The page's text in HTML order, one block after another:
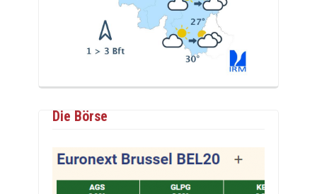
Die Börse